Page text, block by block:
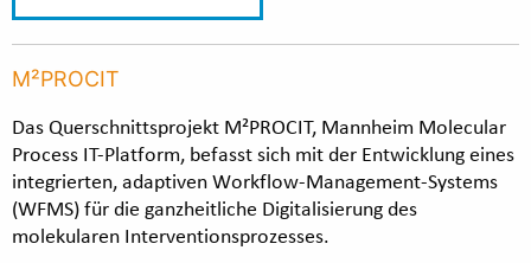
M²PROCIT
Das Querschnittsprojekt M²PROCIT, Mannheim Molecular
Process IT-Platform, befasst sich mit der Entwicklung eines
integrierten, adaptiven Workflow-Management-Systems
(WFMS) für die ganzheitliche Digitalisierung des
molekularen Interventionsprozesses.